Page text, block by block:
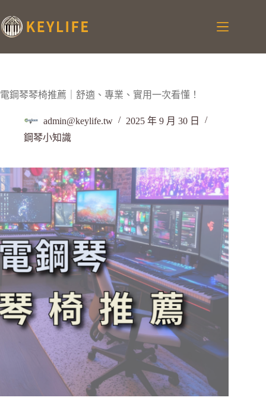
電鋼琴琴椅推薦｜舒適、專業、實用一次看懂！
admin@keylife.tw
2025 年 9 月 30 日
鋼琴小知識